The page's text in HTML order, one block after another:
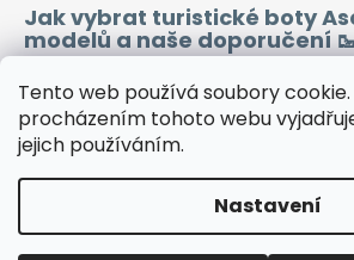
Tento web používá soubory
procházením tohoto webu
jejich používáním.
Nastavení
Jak vybrat turistické boty
modelů a naše doporučení